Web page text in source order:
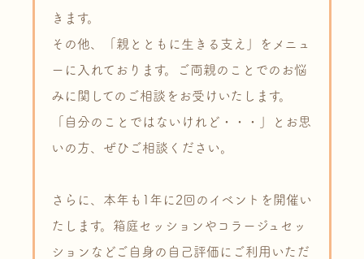
きます。
その他、「親とともに生きる支え」をメニュ
ーに入れております。ご両親のことでのお悩
みに関してのご相談をお受けいたします。
「自分のことではないけれど・・・」とお思
いの方、ぜひご相談ください。
さらに、本年も1年に2回のイベントを開催い
たします。箱庭セッションやコラージュセッ
ションなどご自身の自己評価にご利用いただ